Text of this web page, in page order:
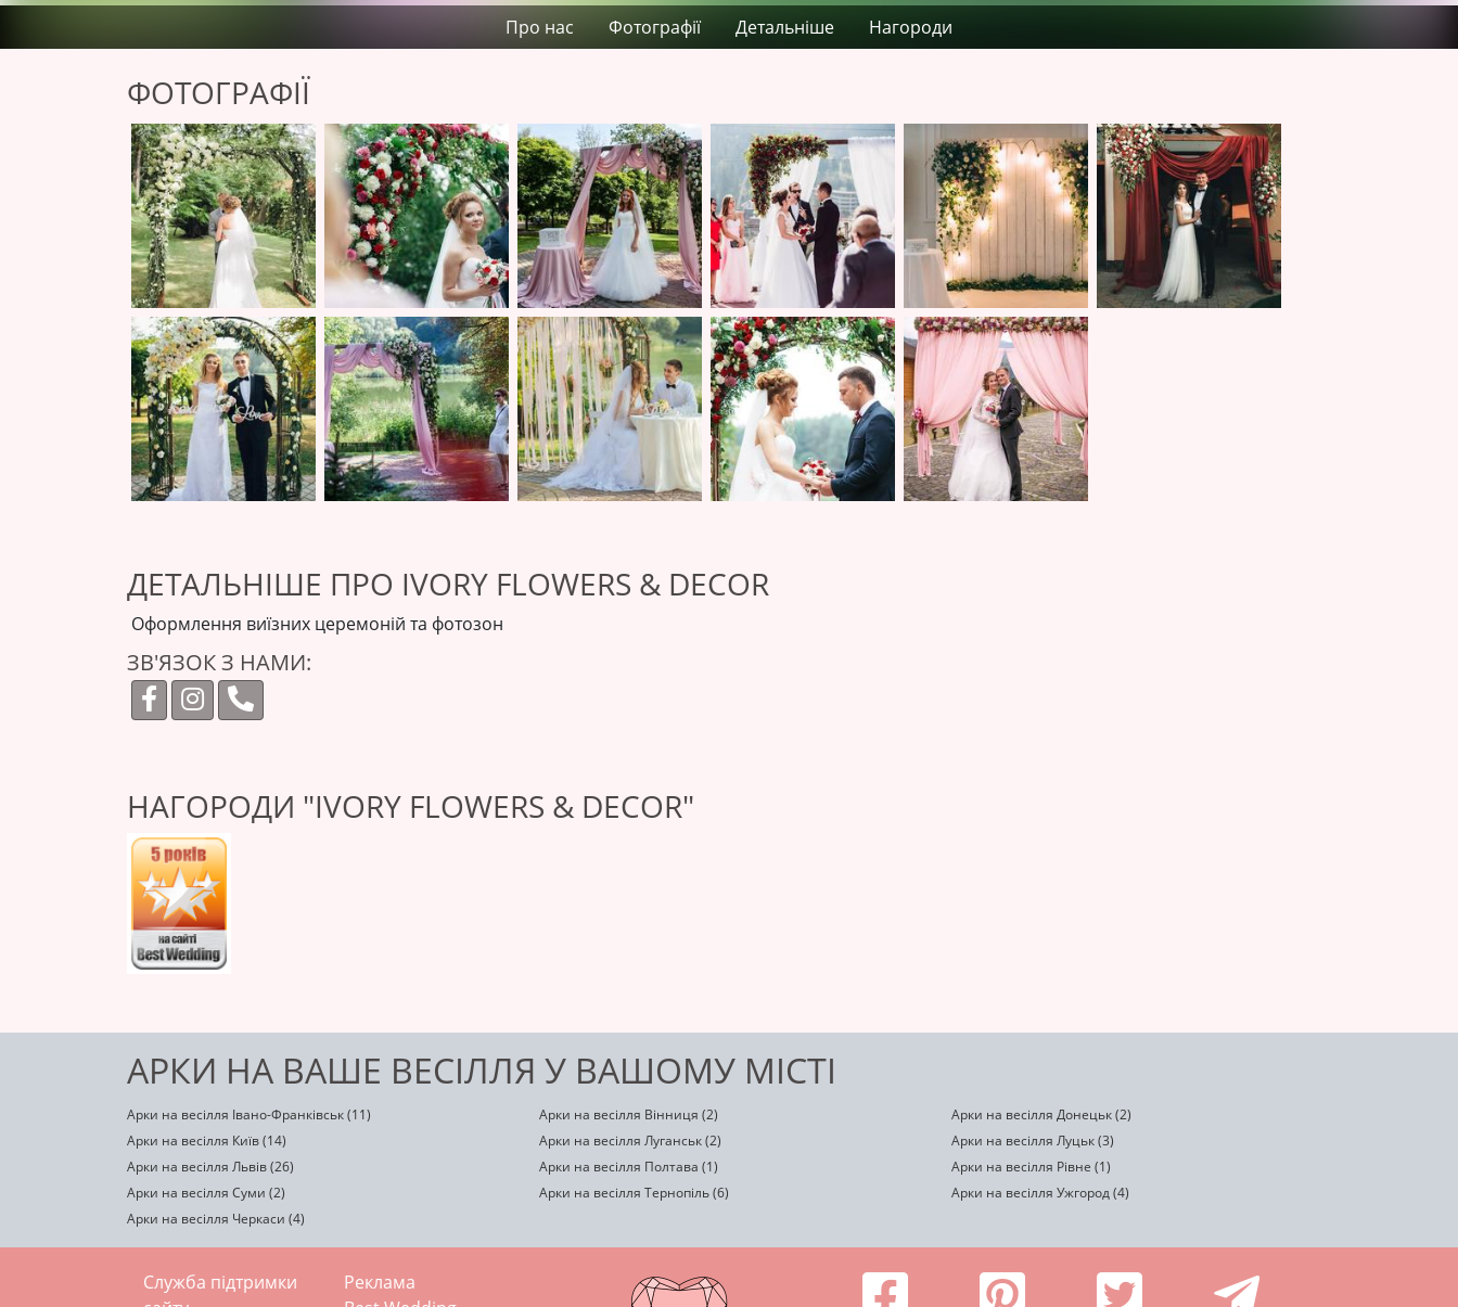
Про нас Фотографії Детальніше Нагороди
ФОТОГРАФІЇ
ДЕТАЛЬНІШЕ ПРО IVORY FLOWERS & DECOR
Оформлення виїзних церемоній та фотозон
ЗВ'ЯЗОК З НАМИ:
НАГОРОДИ "IVORY FLOWERS & DECOR"
АРКИ НА ВАШЕ ВЕСІЛЛЯ У ВАШОМУ МІСТІ
Арки на весілля Івано-Франківськ (11) Арки на весілля Вінниця (2)
Арки на весілля Донецьк (2)
Арки на весілля Київ (14)
Арки на весілля Луганськ (2)
Арки на весілля Луцьк (3)
Арки на весілля Львів (26)
Арки на весілля Полтава (1)
Арки на весілля Рівне (1)
Арки на весілля Суми (2)
Арки на весілля Тернопіль (6)
Арки на весілля Ужгород (4)
Арки на весілля Черкаси (4)
Служба підтримки
Реклама